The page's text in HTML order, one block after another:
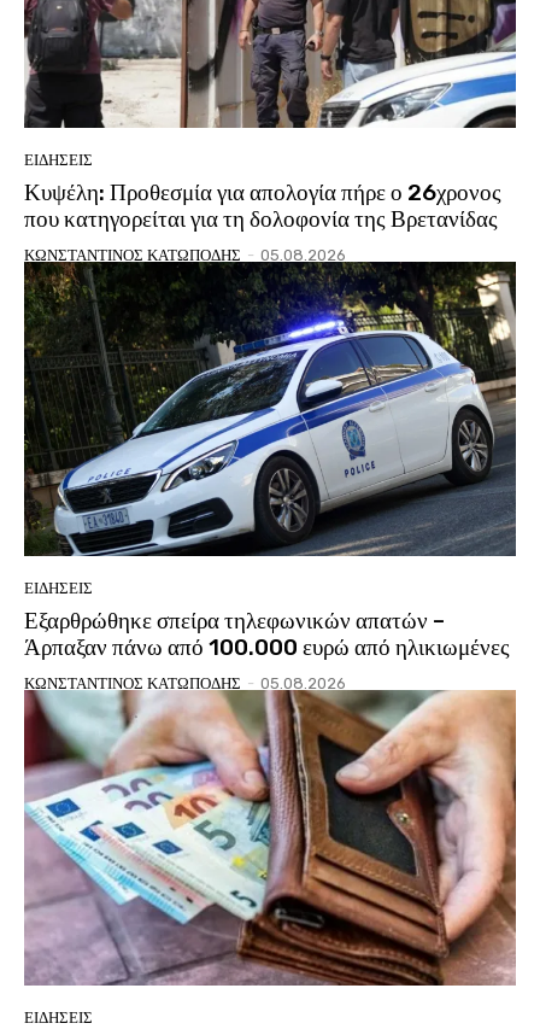
ΕΙΔΗΣΕΙΣ
Κυψέλη: Προθεσμία για απολογία πήρε ο 26χρονος
που κατηγορείται για τη δολοφονία της Βρετανίδας
ΚΩΝΣΤΑΝΤΙΝΟΣ ΚΑΤΩΠΟΔΗΣ - 05.08.2026
ΕΙΔΗΣΕΙΣ
Εξαρθρώθηκε σπείρα τηλεφωνικών απατών –
Άρπαξαν πάνω από 100.000 ευρώ από ηλικιωμένες
ΚΩΝΣΤΑΝΤΙΝΟΣ ΚΑΤΩΠΟΔΗΣ - 05.08.2026
ΕΙΔΗΣΕΙΣ